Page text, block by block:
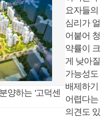
양하는 '고덕센
요자들의
심리가 얼
어붙어 청
약률이 크
게 낮아질
가능성도
배제하기
어렵다는
의견도 있